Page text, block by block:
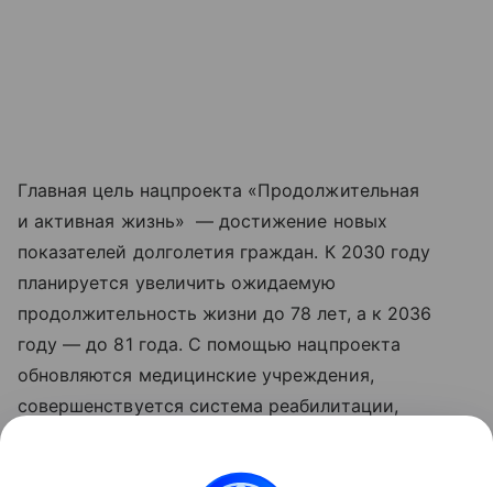
Главная цель нацпроекта «Продолжительная
и активная жизнь» — достижение новых
показателей долголетия граждан. К 2030 году
планируется увеличить ожидаемую
продолжительность жизни до 78 лет, а к 2036
году — до 81 года. С помощью нацпроекта
обновляются медицинские учреждения,
совершенствуется система реабилитации,
исследовательских центров, идет работа